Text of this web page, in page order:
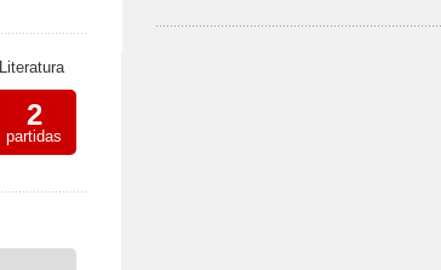
Literatura
2
partidas